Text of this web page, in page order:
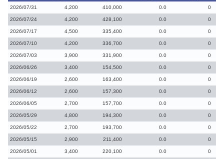
2026/07/31
4,200 410,000 0.0 0
2026/07/24 4,200 428,100 0.0 0
2026/07/17 4,500 335,400 0.0 0
2026/07/10 4,200 336,700 0.0 0
2026/07/03 3,900 331,900 0.0 0
2026/06/26 3,400 154,500 0.0 0
2026/06/19 2,600 163,400 0.0 0
2026/06/12 2,600 157,300 0.0 0
2026/06/05 2,700 157,700 0.0 0
2026/05/29 4,800 194,300 0.0 0
2026/05/22 2,700 193,700 0.0 0
2026/05/15 2,900 211,400 0.0 0
2026/05/01 3,400 220,100 0.0 0